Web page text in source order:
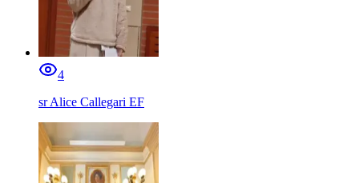
4
sr Alice Callegari EF